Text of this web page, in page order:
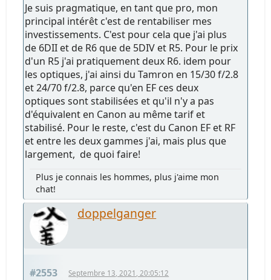
Je suis pragmatique, en tant que pro, mon
principal intérêt c'est de rentabiliser mes
investissements. C'est pour cela que j'ai plus
de 6DII et de R6 que de 5DIV et R5. Pour le prix
d'un R5 j'ai pratiquement deux R6. idem pour
les optiques, j'ai ainsi du Tamron en 15/30 f/2.8
et 24/70 f/2.8, parce qu'en EF ces deux
optiques sont stabilisées et qu'il n'y a pas
d'équivalent en Canon au même tarif et
stabilisé. Pour le reste, c'est du Canon EF et RF
et entre les deux gammes j'ai, mais plus que
largement, de quoi faire!
Plus je connais les hommes, plus j'aime mon
chat!
doppelganger
#2553 Septembre 13, 2021, 20:05:12